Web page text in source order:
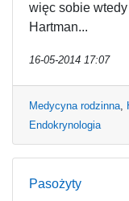
więc sobie
Hartman...
16-05-2014 17:07
Medycyna rodzinna,
Endokrynologia
Pasożyty